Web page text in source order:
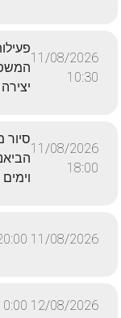
11/08/2026
10:30
יצירה
11/08/2026
18:00
סיור
וימים
11/08/2026 20:00
12/08/2026 10:00